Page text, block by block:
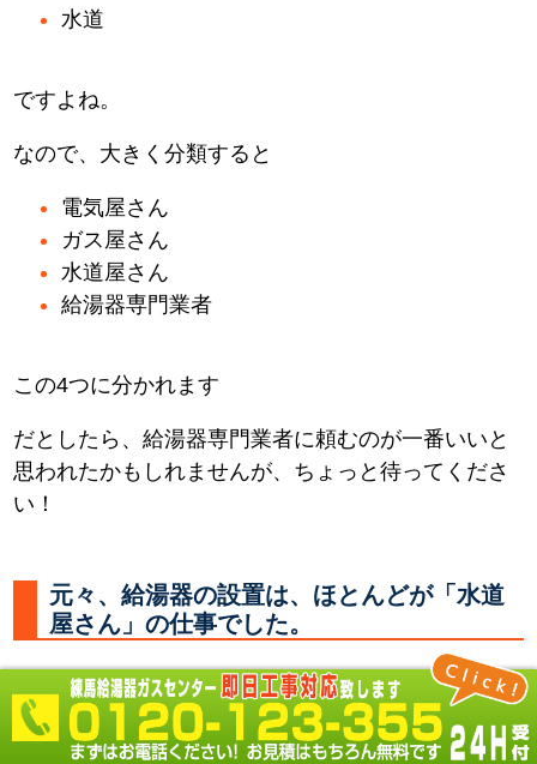
水道
ですよね。
なので、大きく分類すると
電気屋さん
ガス屋さん
水道屋さん
給湯器専門業者
この4つに分かれます
だとしたら、給湯器専門業者に頼むのが一番いいと
思われたかもしれませんが、ちょっと待ってくださ
い！
元々、給湯器の設置は、ほとんどが「水道
屋さん」の仕事でした。
何故なら 必要なところに水やお湯を供給する配管を
し、器具を取付るのは「水道屋さん」だからです。